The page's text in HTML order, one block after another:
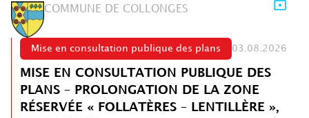
COMMUNE DE COLLONGES
Mise en consultation publique des plans 03.08.2026
MISE EN CONSULTATION PUBLIQUE DES
PLANS – PROLONGATION DE LA ZONE
RÉSERVÉE « FOLLATÈRES – LENTILLÈRE »,